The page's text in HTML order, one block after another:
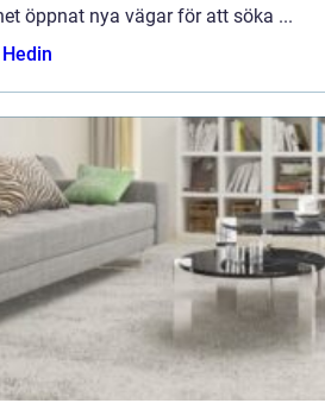
öppnat nya vägar för att söka ...